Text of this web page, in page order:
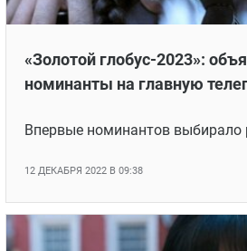
8 ЯНВАРЯ 2024 В 01:11